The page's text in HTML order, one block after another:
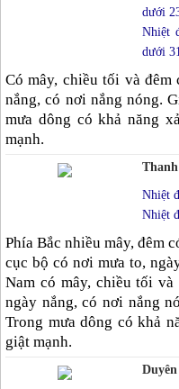
dưới
Nhiệt
dưới
Có mây, chiều tối và
nắng, có nơi nắng nóng.
mưa dông có khả năng
mạnh.
Nhiệt
Nhiệt
Phía Bắc nhiều mây, đêm
cục bộ có nơi mưa to,
Nam có mây, chiều tối
ngày nắng, có nơi nắng
Trong mưa dông có khả
giật mạnh.